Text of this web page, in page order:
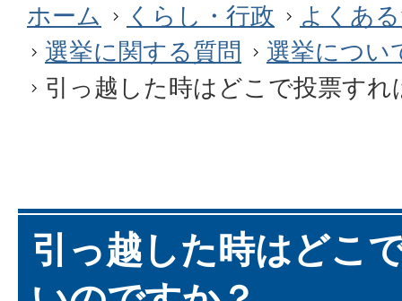
ホーム
くらし・行政
よくあ
選挙に関する質問
選挙につい
引っ越した時はどこで投票す
引っ越した時はどこ